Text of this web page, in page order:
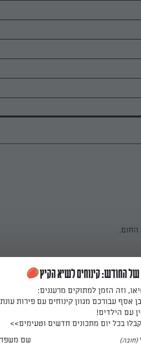
החום.
לגרד את התפוח ממש לפני הכנת
בעזר מטרפה עד לקבלת בלילה
של החודש: קינוחים לשיא הקיץ
וזה הזמן למתוקים מרעננים:
אסף עבורכם מגוון קינוחים עם פירות
עם הילדים!
בכל יום מתכונים חדשים וטעימים>>
(חובה) שם